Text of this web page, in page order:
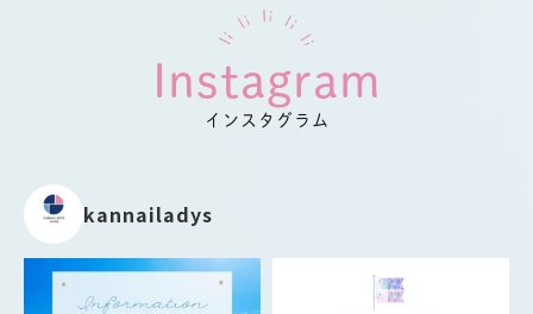
Instagram
インスタグラム
kannailadys